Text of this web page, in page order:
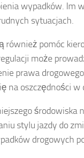
wypadków. Im
sytuacjach.
również pomóc
może
prawa
na oszczędności
środowiska
stylu jazdy do
drogowych